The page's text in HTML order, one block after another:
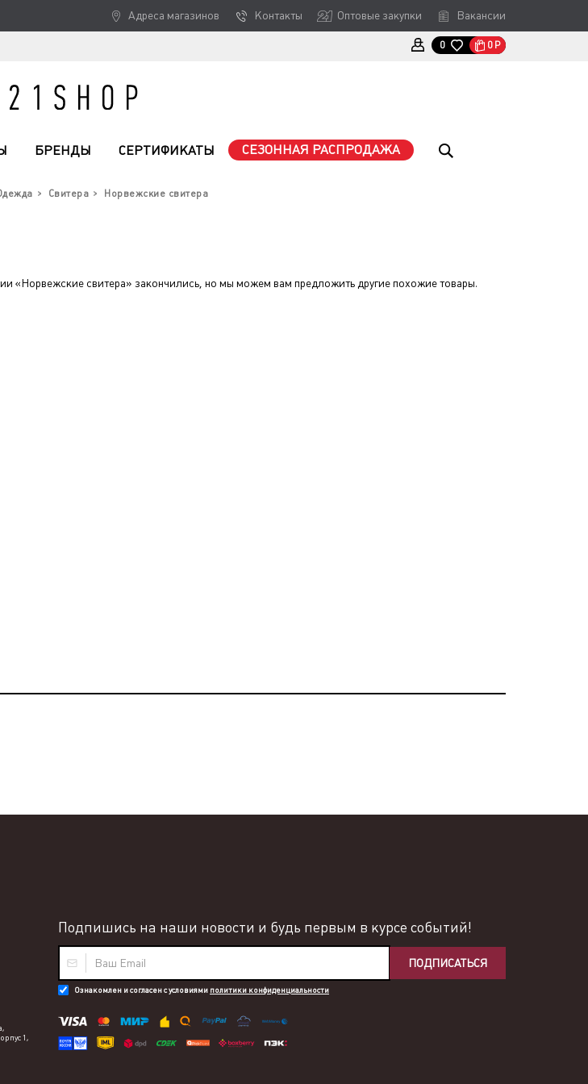
Адреса магазинов Контакты Оптовые закупки Вакансии
0 0 Р
БРЕНДЫ СЕРТИФИКАТЫ СЕЗОННАЯ РАСПРОДАЖА
Свитера Норвежские свитера
«Норвежские свитера» закончились, но мы можем вам предложить другие похожие товары.
Подпишись на наши новости и будь первым в курсе событий!
ПОДПИСАТЬСЯ
Ознакомлен и согласен с условиями политики конфиденциальности
1,